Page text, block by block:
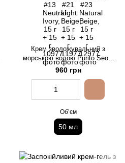
Крем зволожувальний з
морською водою Purito Seoul
Hydro Wave Deep Sea Cream,
50 мл
960 грн
Обʼєм
50 мл